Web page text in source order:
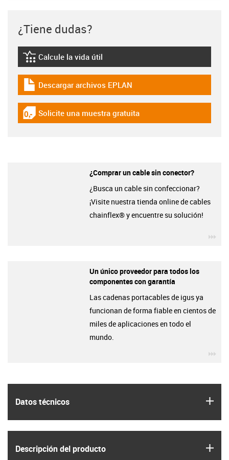
Datos técnicos
Descripción del producto
¿Tiene dudas?
igus-icon-lebensdauerrechner
Calcule la vida útil
igus-icon-download-plan
Descargar archivos EPLAN
igus-icon-gratismuster
Solicite una muestra gratuita
¿Comprar un cable sin conector?
¿Busca un cable sin confeccionar?
¡Visite nuestra tienda online de cables
chainflex® y encuentre su solución!
Un único proveedor para todos los
componentes con garantía
Las cadenas portacables de igus ya
funcionan de forma fiable en cientos de
miles de aplicaciones en todo el
mundo.